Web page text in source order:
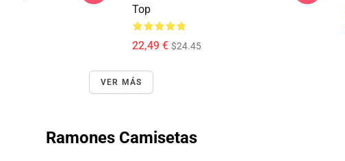
Top
22,49 € $24.45
VER MÁS
Ramones Camisetas